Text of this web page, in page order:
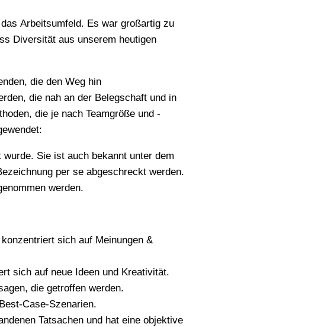
Arbeitsumfeld. Es war großartig zu
Diversität aus unserem heutigen
die den Weg hin
die nah an der Belegschaft und in
die je nach Teamgröße und -
Sie ist auch bekannt unter dem
per se abgeschreckt werden.
werden.
sich auf Meinungen &
sich auf neue Ideen und Kreativität.
die getroffen werden.
Case-Szenarien.
Tatsachen und hat eine objektive